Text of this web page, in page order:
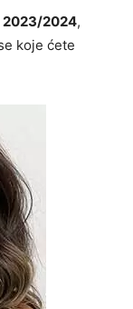
2023/2024,
koje ćete